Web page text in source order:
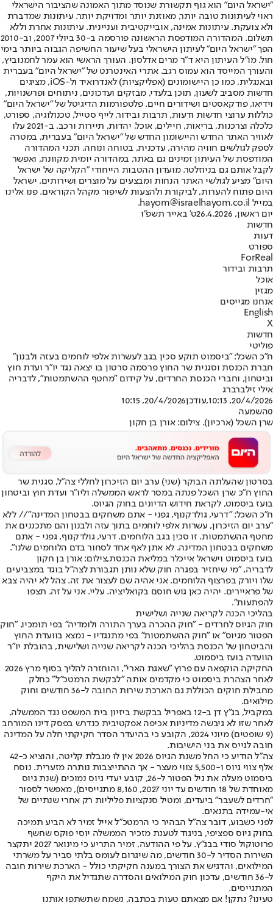
"ישראל היום" הוא גוף תקשורת שנוסד מתוך האמונה שהציבור הישראלי
ראוי לעיתונות טובה יותר, מאוזנת יותר ומדויקת יותר. עיתונות שמדברת
ולא צועקת. עיתונות אמינה, אובייקטיבית ועניינית. עיתונות אחרת וללא
תשלום. המהדורה המודפסת הראשונה פורסמה ב-30 ביולי 2007, וב-2010
הפך "ישראל היום" לעיתון הישראלי בעל שיעור החשיפה הגבוה ביותר בימי
חול. מו"ל העיתון היא ד"ר מרים אדלסון. העורך הראשי הוא עמר לחמנוביץ,
והעורך המייסד הוא עמוס רגב. אתרי האינטרנט של "ישראל היום" בעברית
ובאנגלית, כמו כן היישומונים (אפליקציות) לאנדרואיד ול-iOS, מציגים
חדשות מסביב לשעון, תוכן בלעדי, מבזקים ועדכונים, ניתוחים ופרשנויות,
וידיאו, פודקאסטים ושידורים חיים. פלטפורמות הדיגיטל של "ישראל היום"
כוללות ערוצי חדשות ודעות, תרבות ובידור, לייף סטייל, טכנולוגיה, ספורט,
כלכלה וצרכנות, בריאות, חיילים, אוכל, יהדות, תיירות ורכב. ב-2021 עלו
לאוויר האתר החדש והיישומון החדש של "ישראל היום" בעברית, במטרה
לספק לגולשים חוויה מהירה, עדכנית, בטוחה ונוחה. תכני המהדורה
המודפסת של העיתון זמינים גם באתר, במהדורה יומית מקוונת, ואפשר
לקבל אותם גם בניוזלטר. מועדון ההטבות הייחודי "הקליקה של ישראל
היום" מציע לגולשי האתר הנחות ומבצעים על מוצרים ושירותים. ישראל
היום פתוח להערות, לביקורת ולהצעות לשיפור מקהל הקוראים. פנו אלינו
במייל hayom@israelhayom.co.il.
יום ראשון, 26.4.2026
ט' באייר תשפ"ו
חדשות
דעות
ספורט
ForReal
תרבות ובידור
אוכל
מגזין
אנחנו מגייסים
English
X
חדשות
פוליטי
ח"כ השכל: "ביסמוט תוקע סכין בגב לעשרות אלפי לוחמים בעזה ולבנון"
חברת הכנסת וסגנית שר החוץ פרסמה סרטון בו יצאה נגד יו"ר ועדת חוץ
וביטחון, וחברי הכנסת החרדים, על קידום "מחטף ההשתמטות", לדבריה
אילי זילברברג
20/4/2026, 10:13
,עודכן20/4/2026, 10:15
0השמעה
שרן השכל (ארכיון). צילום: אורן בן חקון
בסרטון שהעלתה הבוקר (שני) ערב יום הזיכרון לחללי צה"ל, סגנית שר
החוץ ח"כ שרן השכל פנתה במסר לראש הממשלה וליו"ר ועדת חוץ וביטחון
בועז ביסמוט, לקראת חידוש הדיונים בחוק הגיוס.
ח"כ השכל: "דרעי, גולדקנוף, גפני - אתם משחקים בבטחון המדינה"// ללא
"ערב יום הזיכרון, עשרות אלפי לוחמים בתוך עזה ולבנון והם מתכננים את
מחטף ההשתמטות. זו סכין בגב הלוחמים. דרעי, גולדקנוף, גפני - אתם
משחקים בבטחון המדינה. לא אתן לאף אחד לסחור בדם הלוחמים שלנו".
בועז ביסמוט וישראל אייכלר במליאת הכנסת,צילום: אורן בן חקון
לדבריה, "מי שיחזיר בפגרה חוק שלא נותן תגבורת לצה״ל בוגד במצביעים
שלו ויורק בפרצוף הלוחמים. אני אהיה שם לעצור את זה. צהל לא יהיה צבא
של פראיירים. יהיה כאן גוש חוסם בקואליציה. עליי. אני על זה. תצפו
להפתעות".
בהליכי הכנה לקריאה שנייה ושלישית
חוק הגיוס לחרדים - "חוק ההכרה בערך התורה ולומדיה" בפי תומכיו, "חוק
הפטור מגיוס" או "חוק ההשתמטות" בפי מתנגדיו - נמצא בוועדת החוץ
והביטחון של הכנסת בהליכי הכנה לקריאה שנייה ושלישית, בהובלת יו"ר
הוועדה בועז ביסמוט.
החקיקה הוקפאה עם פרוץ "שאגת הארי", והוחזרה להליך בסוף מרץ 2026
לאחר הצהרת ביסמוט כי מקדמים אותה "לבקשת הרמטכ"ל" כחלק
מחבילת חוקים הכוללת גם הארכת שירות החובה ל-36 חודשים וחוק
מילואים.
במקביל, בג"ץ דן ב-12 באפריל בבקשת ביזיון בית המשפט נגד הממשלה,
לאחר שזו לא גיבשה מדיניות אכיפה אפקטיבית כנדרש בפסק דינו המורחב
(9 שופטים) מיוני 2024, הקובע כי בהיעדר הסדר חקיקתי חלה על המדינה
חובה לגייס את בני הישיבות.
צה"ל הודיע כי החל משנת הגיוס 2026 אין לו מגבלת קליטה, והוציא כ-42
אלף צווי גיוס ו-5,500 צווי מעצר - אך ההתייצבות נותרה מזערית. נוסח
ביסמוט מעלה את גיל הפטור ל-26, קובע יעדי גיוס נמוכים (שנת גיוס
מאוחדת של 18 חודשים עד יוני 2027, 8,160 מתגייסים), מאפשר לספור
"חרדים לשעבר" ביעדים, ומטיל סנקציות פליליות רק אחרי שנתיים של
אי-עמידה בתנאים.
לפני כשבוע, דובר צה"ל הבהיר כי הרמטכ"ל אייל זמיר לא הביע תמיכה
בחוק גיוס ספציפי, בניגוד לטענת מזכיר הממשלה יוסי פוקס שחשף
פרוטוקול סודי בבג"ץ. על פי ההודעה, זמיר התריע כי מינואר 2027 יתקצר
השירות הסדיר ל-30 חודשים, מה שיגרום לעומס בלתי סביר על משרתי
המילואים, והדגיש את הצורך במענה חקיקתי כולל - הארכת שירות חובה
ל-36 חודשים, עדכון חוק המילואים והסדרה שתגדיל את היקף
המתגייסים.
טעינו? נתקן! אם מצאתם טעות בכתבה, נשמח שתשתפו אותנו